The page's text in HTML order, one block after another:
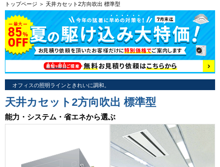
トップページ ＞ 天井カセット2方向吹出 標準型
オフィスの照明ラインときれいに調和。
天井カセット2方向吹出 標準型
能力・システム・省エネから選ぶ